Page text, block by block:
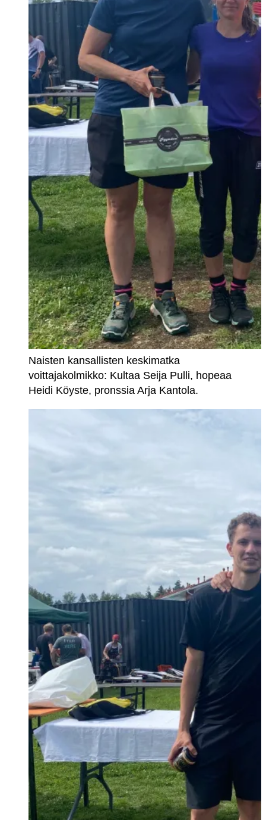
Naisten kansallisten keskimatka
voittajakolmikko: Kultaa Seija Pulli, hopeaa
Heidi Köyste, pronssia Arja Kantola.